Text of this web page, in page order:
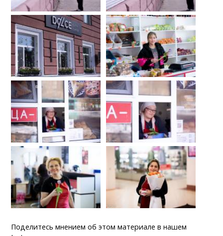
Поделитесь мнением об этом материале в нашем